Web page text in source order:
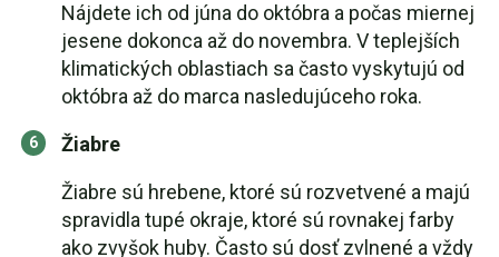
Nájdete ich od júna do októbra a počas miernej
jesene dokonca až do novembra. V teplejších
klimatických oblastiach sa často vyskytujú od
októbra až do marca nasledujúceho roka.
Žiabre
Žiabre sú hrebene, ktoré sú rozvetvené a majú
spravidla tupé okraje, ktoré sú rovnakej farby
ako zvyšok huby. Často sú dosť zvlnené a vždy